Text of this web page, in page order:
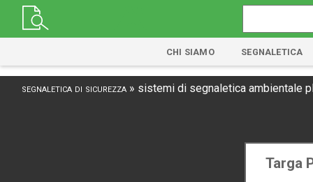
CHI SIAMO SEGNALETICA
segnaletica di sicurezza » sistemi di segnaletica ambientale
Targa